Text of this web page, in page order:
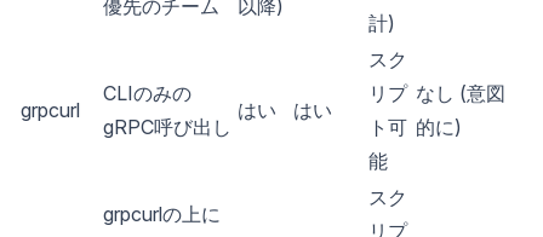
優先のチーム 以降)
計)
grpcurl
CLIのみの
gRPC呼び出し
はい はい
スク
リプ
ト可
能
なし (意図
的に)
grpcurlの上に
スク
リプ